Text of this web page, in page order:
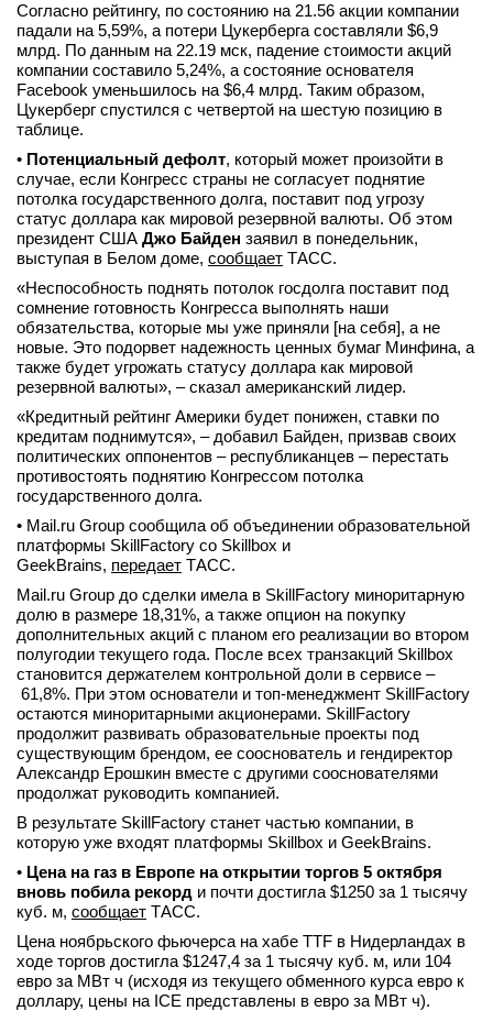
Согласно рейтингу, по состоянию на 21.56 акции компании
падали на 5,59%, а потери Цукерберга составляли $6,9
млрд. По данным на 22.19 мск, падение стоимости акций
компании составило 5,24%, а состояние основателя
Facebook уменьшилось на $6,4 млрд. Таким образом,
Цукерберг спустился с четвертой на шестую позицию в
таблице.
• Потенциальный дефолт, который может произойти в
случае, если Конгресс страны не согласует поднятие
потолка государственного долга, поставит под угрозу
статус доллара как мировой резервной валюты. Об этом
президент США Джо Байден заявил в понедельник,
выступая в Белом доме, сообщает ТАСС.
«Неспособность поднять потолок госдолга поставит под
сомнение готовность Конгресса выполнять наши
обязательства, которые мы уже приняли [на себя], а не
новые. Это подорвет надежность ценных бумаг Минфина, а
также будет угрожать статусу доллара как мировой
резервной валюты», – сказал американский лидер.
«Кредитный рейтинг Америки будет понижен, ставки по
кредитам поднимутся», – добавил Байден, призвав своих
политических оппонентов – республиканцев – перестать
противостоять поднятию Конгрессом потолка
государственного долга.
• Mail.ru Group сообщила об объединении образовательной
платформы SkillFactory со Skillbox и
GeekBrains, передает ТАСС.
Mail.ru Group до сделки имела в SkillFaсtory миноритарную
долю в размере 18,31%, а также опцион на покупку
дополнительных акций с планом его реализации во втором
полугодии текущего года. После всех транзакций Skillbox
становится держателем контрольной доли в сервисе –
61,8%. При этом основатели и топ-менеджмент SkillFactory
остаются миноритарными акционерами. SkillFactory
продолжит развивать образовательные проекты под
существующим брендом, ее сооснователь и гендиректор
Александр Ерошкин вместе с другими сооснователями
продолжат руководить компанией.
В результате SkillFactory станет частью компании, в
которую уже входят платформы Skillbox и GeekBrains.
• Цена на газ в Европе на открытии торгов 5 октября
вновь побила рекорд и почти достигла $1250 за 1 тысячу
куб. м, сообщает ТАСС.
Цена ноябрьского фьючерса на хабе TTF в Нидерландах в
ходе торгов достигла $1247,4 за 1 тысячу куб. м, или 104
евро за МВт ч (исходя из текущего обменного курса евро к
доллару, цены на ICE представлены в евро за МВт ч).